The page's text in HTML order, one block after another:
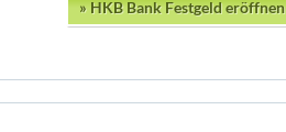
»HKB Bank Festgeld eröffnen